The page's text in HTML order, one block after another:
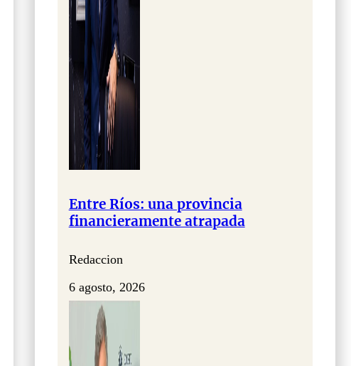
Entre Ríos: una provincia
financieramente atrapada
Redaccion
6 agosto, 2026